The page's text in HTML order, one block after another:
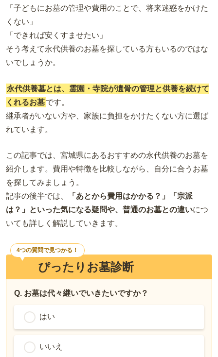
「子どもにお墓の管理や費用のことで、将来迷惑をかけた
くない」
「できれば安くすませたい」
そう考えて永代供養のお墓を探している方もいるのではな
いでしょうか。
永代供養墓とは、霊園・寺院が遺骨の管理と供養を続けて
くれるお墓です。
継承者がいない方や、家族に負担をかけたくない方に選ば
れています。
この記事では、宮城県にあるおすすめの永代供養のお墓を
紹介します。費用や特徴を比較しながら、自分に合うお墓
を探してみましょう。
記事の後半では、
「あとから費用はかかる？」「宗派
は？」といった気になる疑問や、普通のお墓との違いにつ
いても詳しく解説していきます。
ぴったりお墓診断
4つの質問で見つかる！
Q. お墓は代々継いでいきたいですか？
はい
いいえ